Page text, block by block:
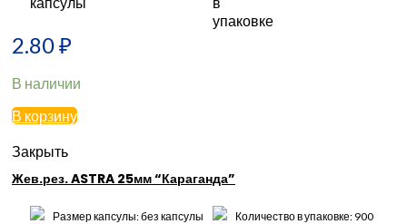
2.80₽
В наличии
В корзину
Закрыть
Жев.рез. ASTRA 25мм “Караганда”
Размер капсулы: без капсулы Количество в упаковке: 900